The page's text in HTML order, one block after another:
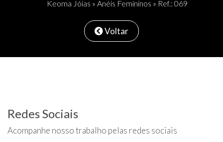
Keoma Jóias » Anéis Femininos » Ref.: 069
Voltar
Redes Sociais
Acompanhe nosso trabalho pelas redes sociais